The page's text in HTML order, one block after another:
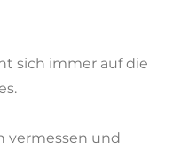
sich immer auf die
vermessen und